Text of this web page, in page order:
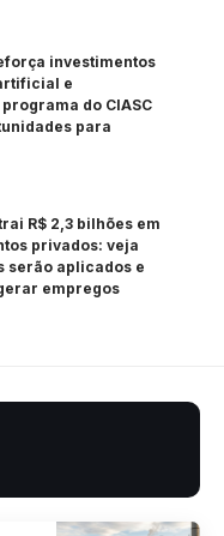
investimentos
e
do CIASC
para
R$ 2,3 bilhões em
privados: veja
serão aplicados e
empregos